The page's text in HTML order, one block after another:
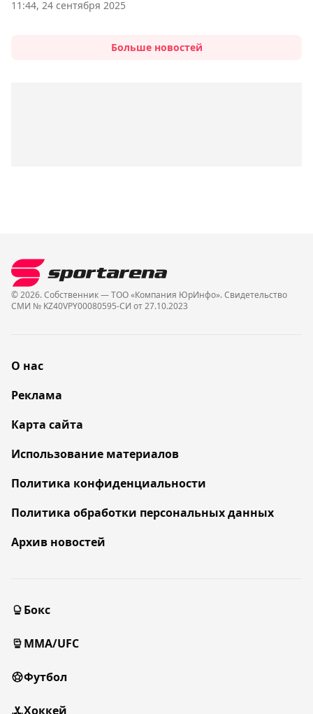
11:44, 24 сентября 2025
Больше новостей
© 2026. Собственник — ТОО «Компания ЮрИнфо». Cвидетельство
СМИ № KZ40VPY00080595-СИ от 27.10.2023
О нас
Реклама
Карта сайта
Использование материалов
Политика конфиденциальности
Политика обработки персональных данных
Архив новостей
Бокс
MMA/UFC
Футбол
Хоккей